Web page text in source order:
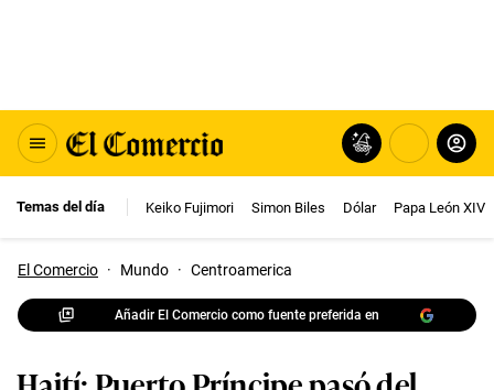
Temas del día Keiko Fujimori Simon Biles Dólar Papa León XIV
El Comercio · Mundo · Centroamerica
Añadir El Comercio como fuente preferida en